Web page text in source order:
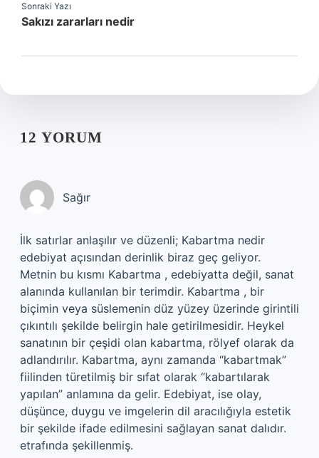
Sonraki Yazı
Sakızı zararları nedir
12 YORUM
Sağır
İlk satırlar anlaşılır ve düzenli; Kabartma nedir
edebiyat açısından derinlik biraz geç geliyor.
Metnin bu kısmı Kabartma , edebiyatta değil, sanat
alanında kullanılan bir terimdir. Kabartma , bir
biçimin veya süslemenin düz yüzey üzerinde girintili
çıkıntılı şekilde belirgin hale getirilmesidir. Heykel
sanatının bir çeşidi olan kabartma, rölyef olarak da
adlandırılır. Kabartma, aynı zamanda “kabartmak”
fiilinden türetilmiş bir sıfat olarak “kabartılarak
yapılan” anlamına da gelir. Edebiyat, ise olay,
düşünce, duygu ve imgelerin dil aracılığıyla estetik
bir şekilde ifade edilmesini sağlayan sanat dalıdır.
etrafında şekillenmiş.